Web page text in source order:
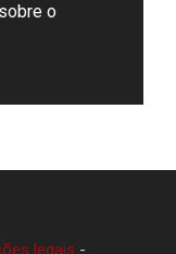
o
legais -